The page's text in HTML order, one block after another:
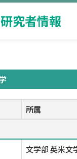
研究者情報
所属
文学部 英米文